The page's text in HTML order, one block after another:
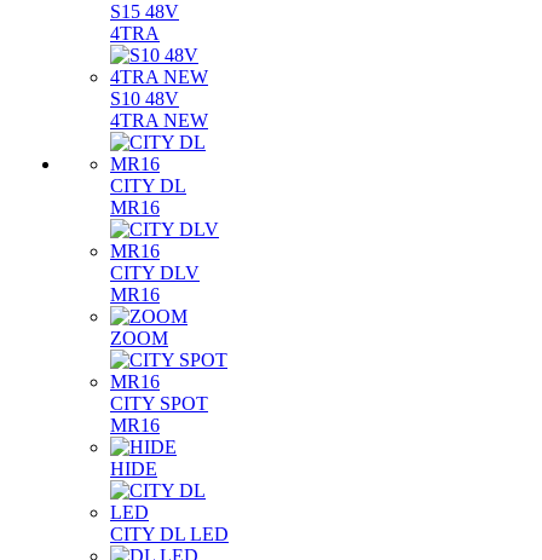
S15 48V
4TRA
S10 48V
4TRA NEW
CITY DL
MR16
CITY DLV
MR16
ZOOM
CITY SPOT
MR16
HIDE
CITY DL LED